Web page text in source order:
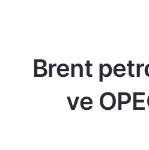
Brent
ve